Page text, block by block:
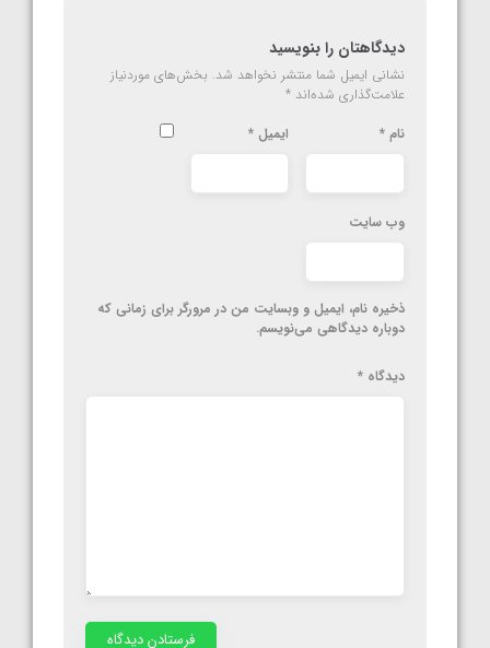
دیدگاهتان را بنویسید
نشانی ایمیل شما منتشر نخواهد شد. بخش‌های موردنیاز
علامت‌گذاری شده‌اند *
نام * ایمیل *
وب‌ سایت
ذخیره نام، ایمیل و وبسایت من در مرورگر برای زمانی که
دوباره دیدگاهی می‌نویسم.
دیدگاه *